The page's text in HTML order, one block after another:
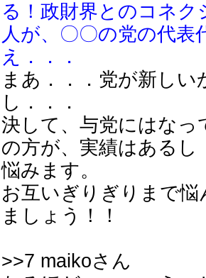
る！政財界とのコネ
人が、〇〇の党の代表
え．．．
まあ．．．党が新し
し．．．
決して、与党にはなっ
の方が、実績はあるし
悩みます。
お互いぎりぎりまで
ましょう！！
>>7 maikoさん